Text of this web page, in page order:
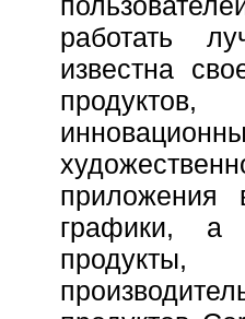
работать
известна
приложения
графики, а